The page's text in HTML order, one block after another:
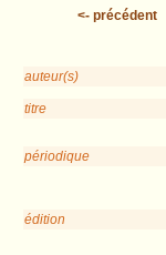
<- précédent
auteur(s)
titre
périodique
édition